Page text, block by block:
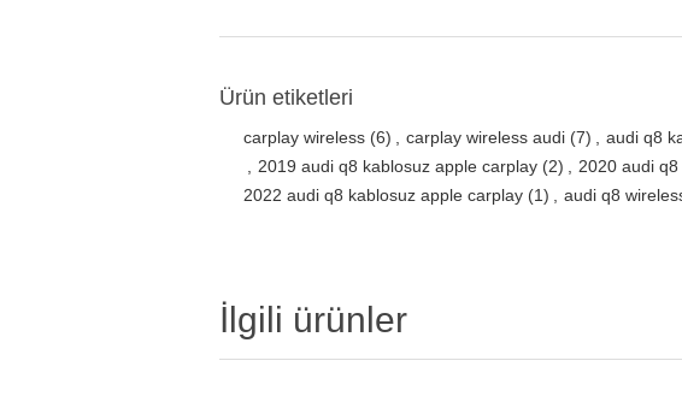
Ürün etiketleri
carplay wireless (6) , carplay wireless audi (7) , audi q8
, 2019 audi q8 kablosuz apple carplay (2) , 2020 audi
2022 audi q8 kablosuz apple carplay (1) , audi q8
İlgili ürünler